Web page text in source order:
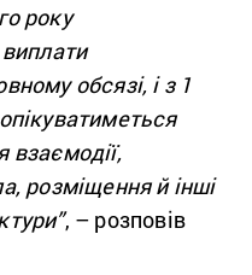
року
виплати
обсязі, і з 1
взаємодії,
розміщення й інші
, – розповів